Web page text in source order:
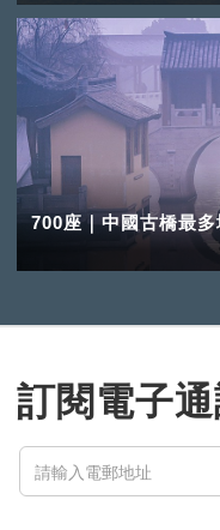
700座｜中國古橋最
訂閱電子